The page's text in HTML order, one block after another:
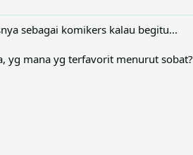
sebagai komikers kalau begitu...
yg mana yg terfavorit menurut sobat?